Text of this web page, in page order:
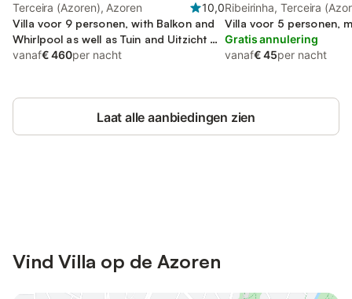
Terceira (Azoren), Azoren
10,0
Villa voor 9 personen, with Balkon and
Whirlpool as well as Tuin and Uitzicht op
het meer
vanaf€ 460per nacht
Ribeirinha, Terceira
Villa voor 5 personen,
Gratis annulering
vanaf€ 45per nacht
Laat alle aanbiedingen zien
Vind Villa op de Azoren